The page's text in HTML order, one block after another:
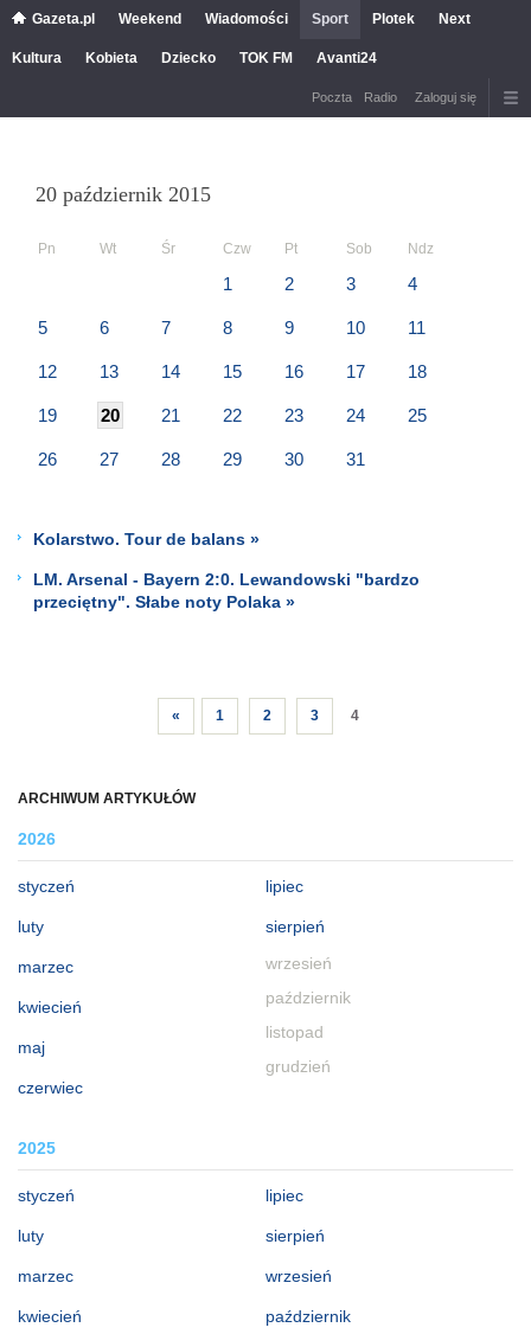
Gazeta.pl Weekend Wiadomości Sport Plotek Next
Kultura Kobieta Dziecko TOK FM Avanti24
Poczta Radio Zaloguj się
ARCHIWUM ARTYKUŁÓW
2026
styczeń
luty
marzec
kwiecień
maj
czerwiec
lipiec
sierpień
wrzesień
październik
listopad
grudzień
2025
styczeń
luty
marzec
kwiecień
lipiec
sierpień
wrzesień
październik
20 październik 2015
Pn Wt Śr Czw Pt Sob Ndz
1 2 3 4
5 6 7 8 9 10 11
12 13 14 15 16 17 18
19 20 21 22 23 24 25
26 27 28 29 30 31
Kolarstwo. Tour de balans »
LM. Arsenal - Bayern 2:0. Lewandowski "bardzo
przeciętny". Słabe noty Polaka »
« 1 2 3 4